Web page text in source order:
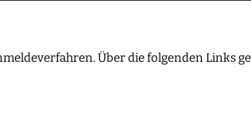
Über die folgenden Links